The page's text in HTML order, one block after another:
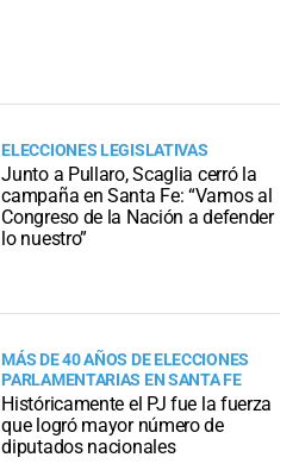
ELECCIONES LEGISLATIVAS
Junto a Pullaro, Scaglia cerró la
campaña en Santa Fe: “Vamos al
Congreso de la Nación a defender
lo nuestro”
MÁS DE 40 AÑOS DE ELECCIONES
PARLAMENTARIAS EN SANTA FE
Históricamente el PJ fue la fuerza
que logró mayor número de
diputados nacionales